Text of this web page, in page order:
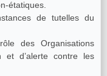
étatiques.
de tutelles du
des Organisations
et d’alerte contre les